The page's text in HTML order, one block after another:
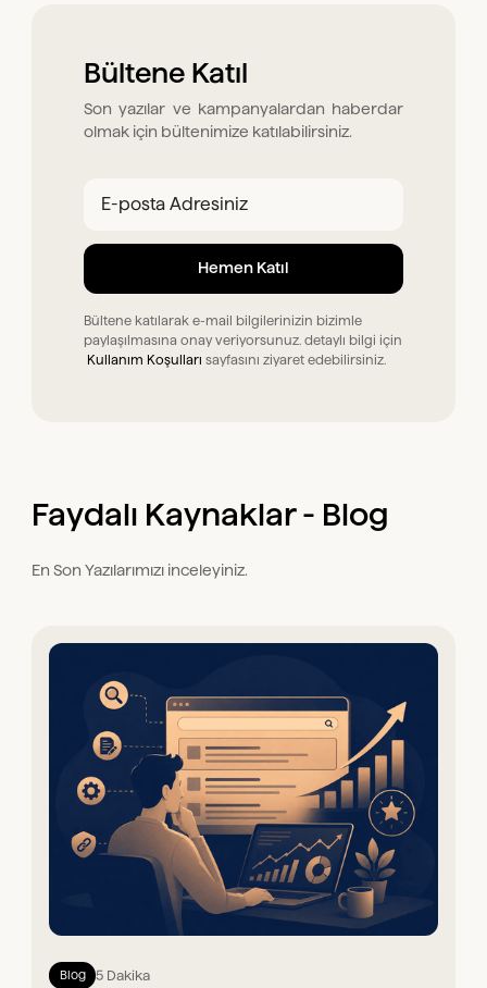
Bültene Katıl
Son yazılar ve kampanyalardan haberdar
olmak için bültenimize katılabilirsiniz.
Bültene katılarak e-mail bilgilerinizin bizimle
paylaşılmasına onay veriyorsunuz. detaylı bilgi için
Kullanım Koşulları sayfasını ziyaret edebilirsiniz.
Faydalı Kaynaklar - Blog
En Son Yazılarımızı inceleyiniz.
Blog 5 Dakika